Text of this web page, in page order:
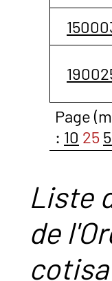
Page
: 10 25
Liste
de